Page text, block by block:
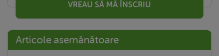
VREAU SĂ MĂ ÎNSCRIU
Articole asemănătoare